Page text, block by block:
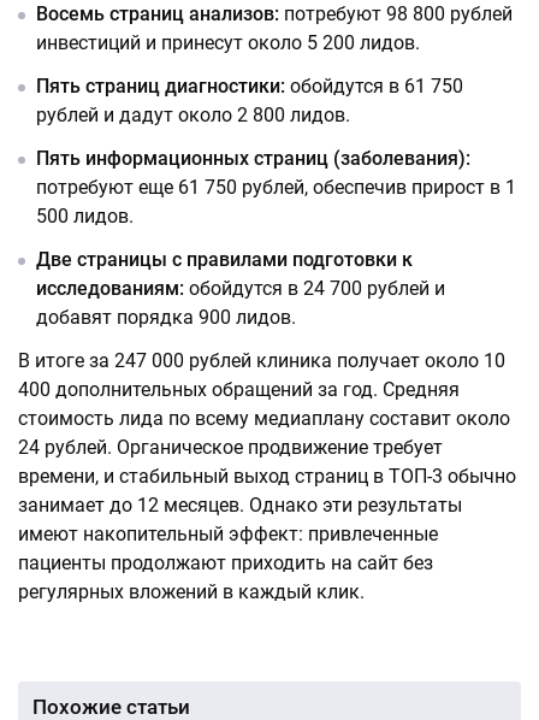
Восемь страниц анализов: потребуют 98 800 рублей
инвестиций и принесут около 5 200 лидов.
Пять страниц диагностики: обойдутся в 61 750
рублей и дадут около 2 800 лидов.
Пять информационных страниц (заболевания):
потребуют еще 61 750 рублей, обеспечив прирост в 1
500 лидов.
Две страницы с правилами подготовки к
исследованиям: обойдутся в 24 700 рублей и
добавят порядка 900 лидов.
В итоге за 247 000 рублей клиника получает около 10
400 дополнительных обращений за год. Средняя
стоимость лида по всему медиаплану составит около
24 рублей. Органическое продвижение требует
времени, и стабильный выход страниц в ТОП-3 обычно
занимает до 12 месяцев. Однако эти результаты
имеют накопительный эффект: привлеченные
пациенты продолжают приходить на сайт без
регулярных вложений в каждый клик.
Похожие статьи